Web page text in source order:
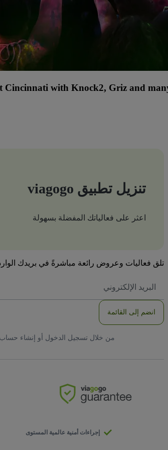
Cincinnati with Knock2, Griz and
تنزيل تطبيق viagogo
اعثر على فعالياتك المفضلة بسهولة
تلق فعاليات وعروض رائعة مباشرةً في بريدك
الاكتروني
انضم إلى القائمة
من خلال تسجيل الدخول أو إنشاء
إجراءات أمنية عالمية المستوى